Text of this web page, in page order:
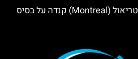
סיורים חינמיים במונטריאול (Montreal) קנדה על בסיס